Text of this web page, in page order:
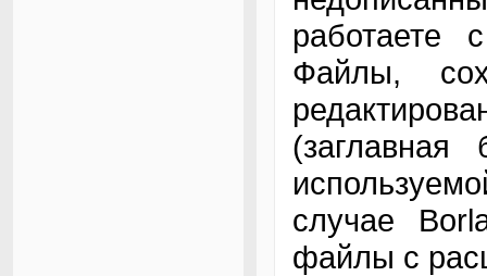
работаете
Файлы,
случае
файлы с